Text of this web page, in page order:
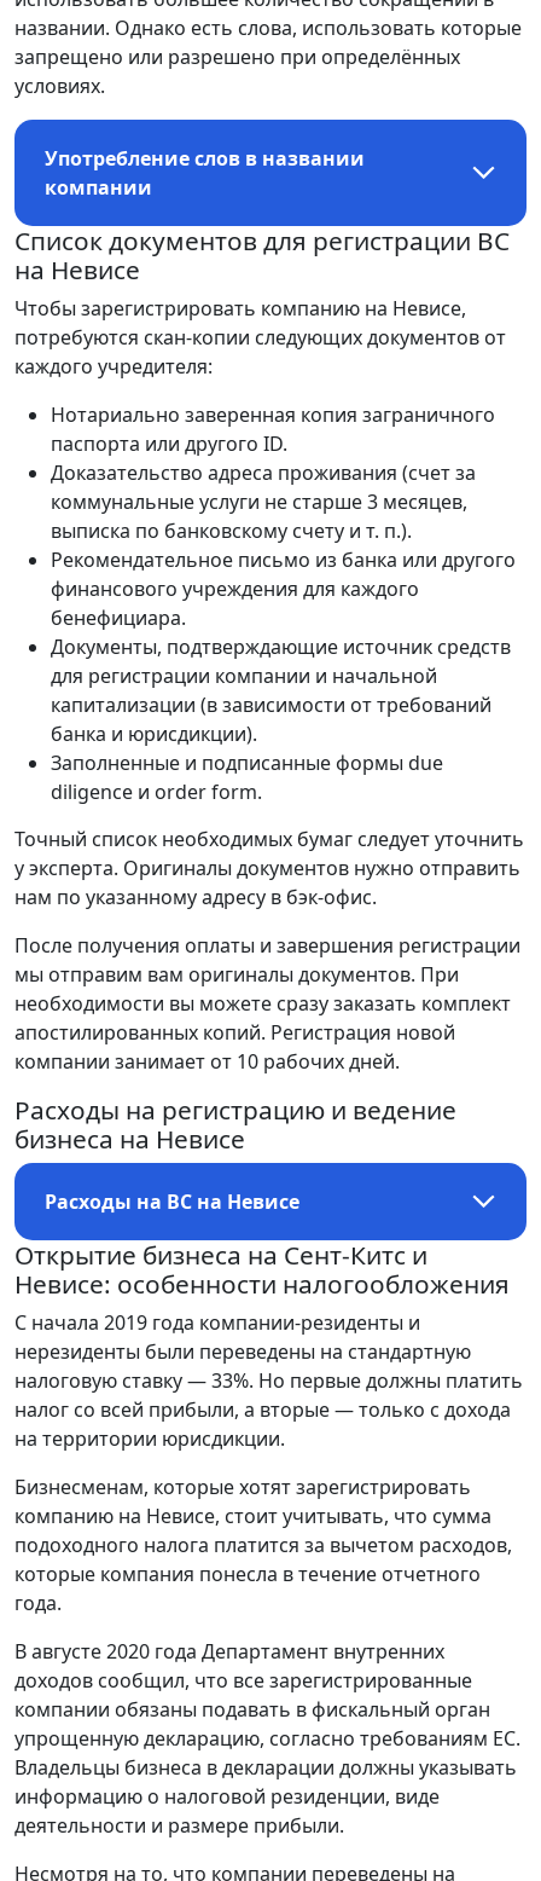
названии. Однако есть слова, использовать которые
запрещено или разрешено при определённых
условиях.
Употребление слов в названии
компании
Список документов для регистрации BC
на Невисе
Чтобы зарегистрировать компанию на Невисе,
потребуются скан-копии следующих документов от
каждого учредителя:
Нотариально заверенная копия заграничного
паспорта или другого ID.
Доказательство адреса проживания (счет за
коммунальные услуги не старше 3 месяцев,
выписка по банковскому счету и т. п.).
Рекомендательное письмо из банка или другого
финансового учреждения для каждого
бенефициара.
Документы, подтверждающие источник средств
для регистрации компании и начальной
капитализации (в зависимости от требований
банка и юрисдикции).
Заполненные и подписанные формы due
diligence и order form.
Точный список необходимых бумаг следует уточнить
у эксперта. Оригиналы документов нужно отправить
нам по указанному адресу в бэк-офис.
После получения оплаты и завершения регистрации
мы отправим вам оригиналы документов. При
необходимости вы можете сразу заказать комплект
апостилированных копий. Регистрация новой
компании занимает от 10 рабочих дней.
Расходы на регистрацию и ведение
бизнеса на Невисе
Расходы на BC на Невисе
Открытие бизнеса на Сент-Китс и
Невисе: особенности налогообложения
С начала 2019 года компании-резиденты и
нерезиденты были переведены на стандартную
налоговую ставку — 33%. Но первые должны платить
налог со всей прибыли, а вторые — только с дохода
на территории юрисдикции.
Бизнесменам, которые хотят зарегистрировать
компанию на Невисе, стоит учитывать, что сумма
подоходного налога платится за вычетом расходов,
которые компания понесла в течение отчетного
года.
В августе 2020 года Департамент внутренних
доходов сообщил, что все зарегистрированные
компании обязаны подавать в фискальный орган
упрощенную декларацию, согласно требованиям ЕС.
Владельцы бизнеса в декларации должны указывать
информацию о налоговой резиденции, виде
деятельности и размере прибыли.
Несмотря на то, что компании переведены на